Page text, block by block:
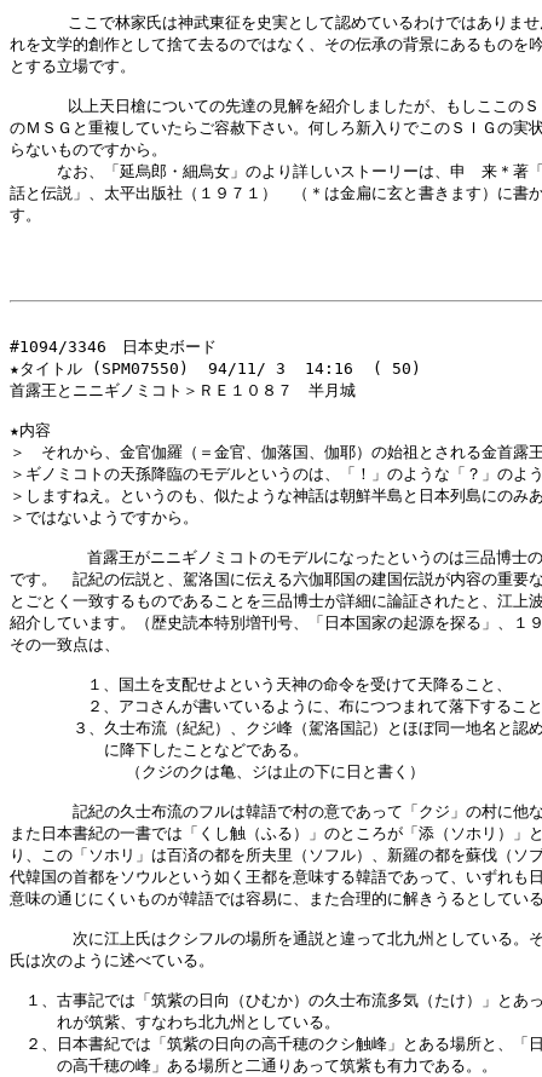
ここで林家氏は神武東征を史実として認めているわけではありま
れを文学的創作として捨て去るのではなく、その伝承の背景にあるものを
とする立場です。
以上天日槍についての先達の見解を紹介しましたが、もしここの
のＭＳＧと重複していたらご容赦下さい。何しろ新入りでこのＳＩＧの実
らないものですから。
なお、「延烏郎・細烏女」のより詳しいストーリーは、申　来＊著
話と伝説」、太平出版社（１９７１）　（＊は金扁に玄と書きます）に書
す。
#1094/3346　日本史ボード
★タイトル (SPM07550)  94/11/ 3  14:16  ( 50)
首露王とニニギノミコト＞ＲＥ１０８７　半月城
★内容
＞　それから、金官伽羅（＝金官、伽落国、伽耶）の始祖とされる金首露
＞ギノミコトの天孫降臨のモデルというのは、「！」のような「？」のよ
＞しますねえ。というのも、似たような神話は朝鮮半島と日本列島にのみ
＞ではないようですから。
首露王がニニギノミコトのモデルになったというのは三品博士
です。　記紀の伝説と、駕洛国に伝える六伽耶国の建国伝説が内容の重要
とごとく一致するものであることを三品博士が詳細に論証されたと、江上
紹介しています。（歴史読本特別増刊号、「日本国家の起源を探る」、１
その一致点は、
        １、国土を支配せよという天神の命令を受けて天降ること、
２、アコさんが書いているように、布につつまれて落下するこ
３、久士布流（紀紀）、クジ峰（駕洛国記）とほぼ同一地名と認
に降下したことなどである。
            （クジのクは亀、ジは止の下に日と書く）
記紀の久士布流のフルは韓語で村の意であって「クジ」の村に他
また日本書紀の一書では「くし触（ふる）」のところが「添（ソホリ）」
り、この「ソホリ」は百済の都を所夫里（ソフル）、新羅の都を蘇伐（ソ
代韓国の首都をソウルという如く王都を意味する韓語であって、いずれも
意味の通じにくいものが韓語では容易に、また合理的に解きうるとしてい
次に江上氏はクシフルの場所を通説と違って北九州としている。
氏は次のように述べている。
１、古事記では「筑紫の日向（ひむか）の久士布流多気（たけ）」とあ
れが筑紫、すなわち北九州としている。
２、日本書紀では「筑紫の日向の高千穂のクシ触峰」とある場所と、「
の高千穂の峰」ある場所と二通りあって筑紫も有力である。。